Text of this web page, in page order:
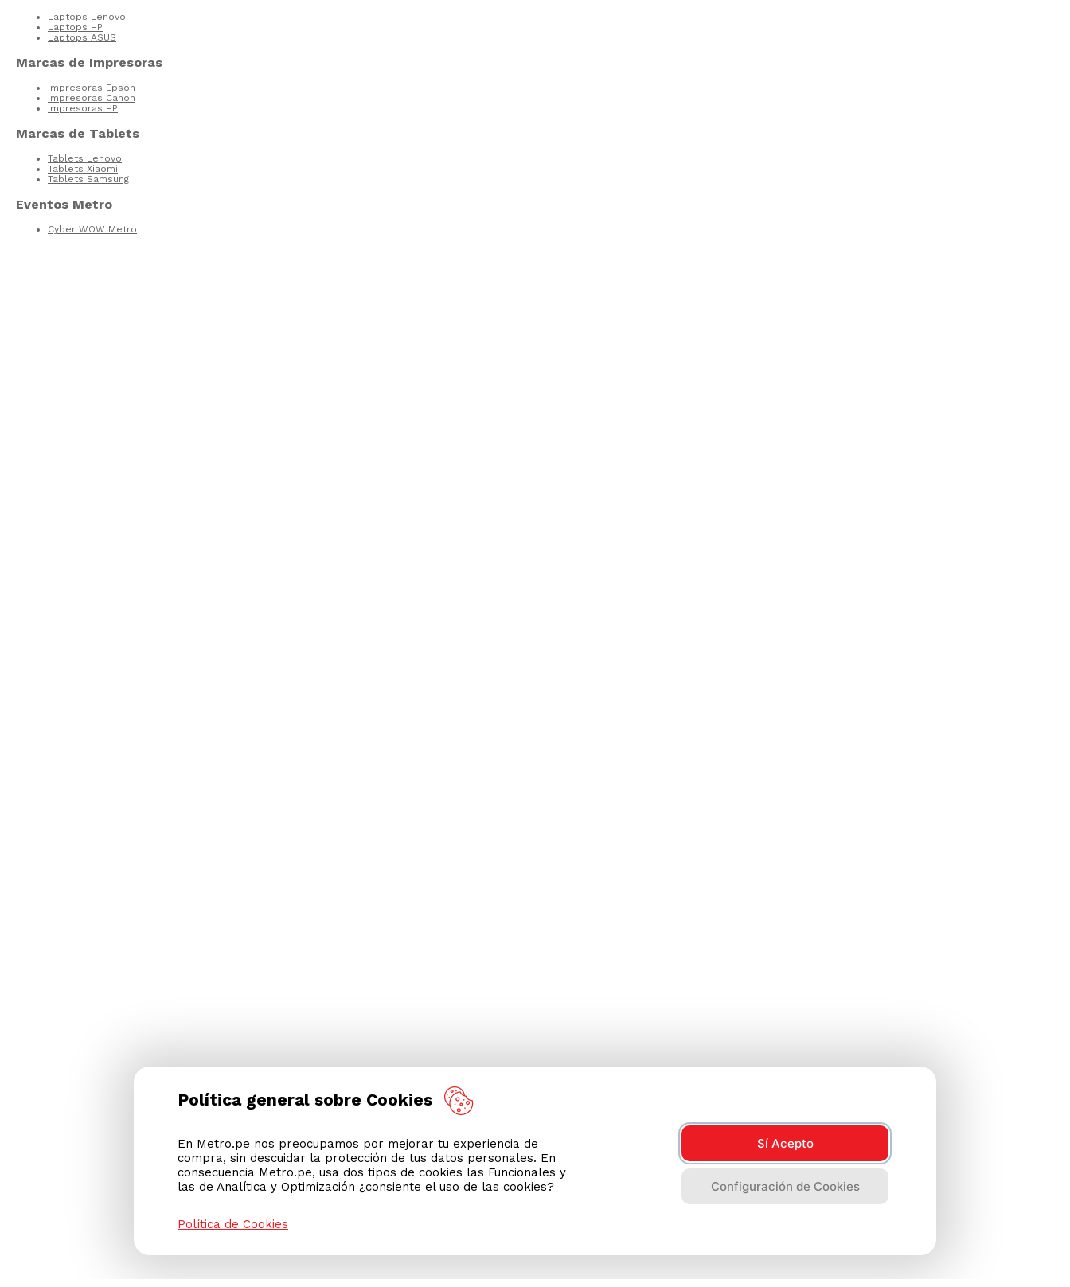
Laptops Lenovo
Laptops HP
Laptops ASUS
Marcas de Impresoras
Impresoras Epson
Impresoras Canon
Impresoras HP
Marcas de Tablets
Tablets Lenovo
Tablets Xiaomi
Tablets Samsung
Eventos Metro
Cyber WOW Metro
Política general sobre Cookies
En Metro.pe nos preocupamos por mejorar tu experiencia de
compra, sin descuidar la protección de tus datos personales. En
consecuencia Metro.pe, usa dos tipos de cookies las Funcionales y
las de Analítica y Optimización ¿consiente el uso de las cookies?
Sí Acepto
Configuración de Cookies
Política de Cookies